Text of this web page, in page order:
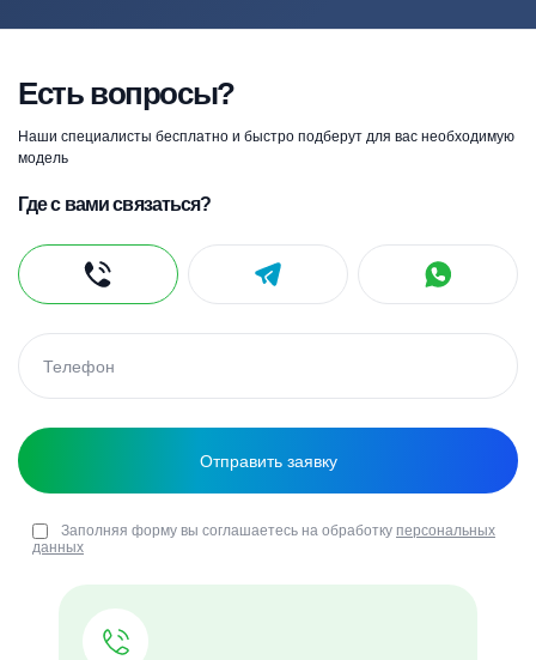
Есть вопросы?
Наши специалисты бесплатно и быстро подберут для вас необходимую
модель
Где с вами связаться?
Заполняя форму вы соглашаетесь на обработку персональных
данных